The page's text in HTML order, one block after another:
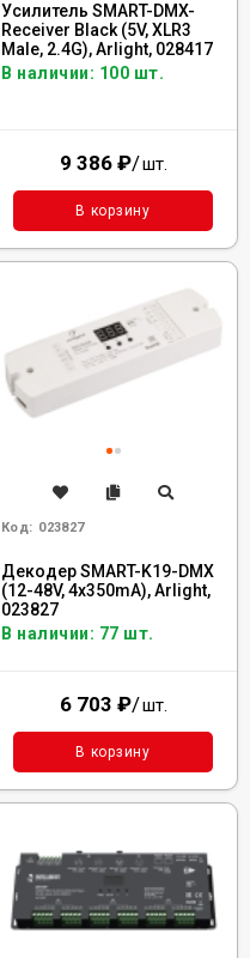
Усилитель SMART-DMX-
Receiver Black (5V, XLR3
Male, 2.4G), Arlight, 028417
В наличии: 100 шт.
9 386 ₽/шт.
В корзину
Код: 023827
Декодер SMART-K19-DMX
(12-48V, 4x350mA), Arlight,
023827
В наличии: 77 шт.
6 703 ₽/шт.
В корзину